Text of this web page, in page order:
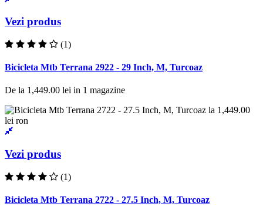
Vezi produs
(1)
Bicicleta Mtb Terrana 2922 - 29 Inch, M, Turcoaz
De la 1,449.00 lei in 1 magazine
Vezi produs
(1)
Bicicleta Mtb Terrana 2722 - 27.5 Inch, M, Turcoaz